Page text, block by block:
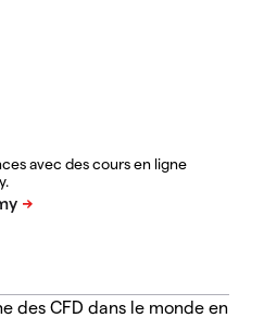
avec des cours en ligne
des CFD dans le monde en